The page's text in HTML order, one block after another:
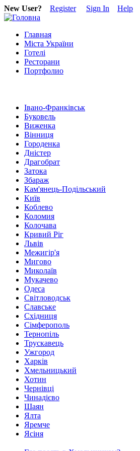
New User? Register Sign In Help
Главная
Міста України
Готелі
Ресторани
Портфолио
Івано-Франківськ
Буковель
Виженка
Вінниця
Городенка
Дністер
Драгобрат
Затока
Збараж
Кам'янець-Подільський
Київ
Коблево
Коломия
Колочава
Кривий Ріг
Львів
Межигір'я
Мигово
Миколаїв
Мукачево
Одеса
Світловодськ
Славське
Східниця
Сімферополь
Тернопіль
Трускавець
Ужгород
Харків
Хмельницький
Хотин
Чернівці
Чинадієво
Шаян
Ялта
Яремче
Ясіня